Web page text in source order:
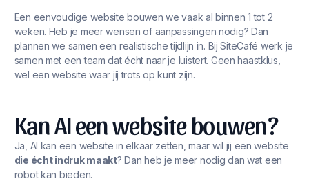
Een eenvoudige website bouwen we vaak al binnen 1 tot 2
weken. Heb je meer wensen of aanpassingen nodig? Dan
plannen we samen een realistische tijdlijn in. Bij SiteCafé werk je
samen met een team dat écht naar je luistert. Geen haastklus,
wel een website waar jij trots op kunt zijn.
Kan AI een website bouwen?
Ja, AI kan een website in elkaar zetten, maar wil jij een website
die écht indruk maakt? Dan heb je meer nodig dan wat een
robot kan bieden.